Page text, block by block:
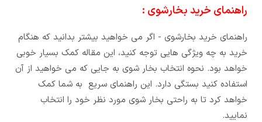
راهنمای خرید بخارشوی :
راهنمای خرید بخارشوی - اگر می خواهید بیشتر بدانید که هنگام
خرید به چه ویژگی هایی توجه کنید، این مقاله کمک بسیار خوبی
خواهد بود. نحوه انتخاب بخار شوی به جایی که می خواهید از آن
استفاده کنید بستگی دارد. این راهنمای سریع به شما کمک
خواهد کرد تا به راحتی بخار شوی مورد نظر خود را انتخاب
نمایید.